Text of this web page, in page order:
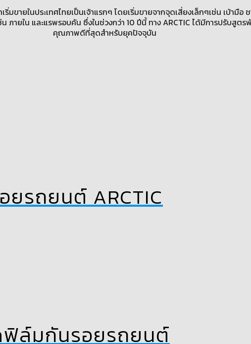
มขายในประเทศไทยเป็นเจ้าแรกๆ โดยเริ่มขายจากจุดเสี่ยงเล็กๆเช่น เบ้ามื
ภายใน และแรพรอบคัน ซึ่งในช่วงกว่า 10 ปีนี้ ทาง ARCTIC ได้มีการปรับ
คุณภาพดีที่สุดสำหรับยุคปัจจุบัน
รถยนต์ ARCTIC
ฟิล์มกันรอยรถยนต์